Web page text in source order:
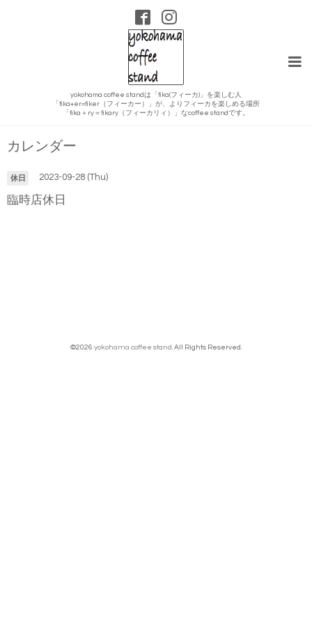
yokohama coffee standは「fika(フィーカ)」を楽しむ人
「fika+er=fiker（フィーカー）」が、よりフィーカを楽しめる場所
「fika＋ry＝fikary（フィーカリィ）」なcoffee standです。
カレンダー
休日 2023-09-28 (Thu)
臨時店休日
©2026 yokohama coffee stand. All Rights Reserved.